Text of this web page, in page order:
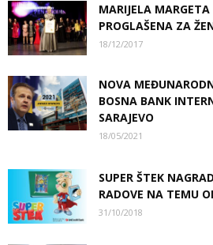
MARIJELA
PROGLAŠENA ZA
18/12/2017
NOVA
BOSNA BANK
SARAJEVO
18/05/2021
SUPER ŠTEK
RADOVE NA TEMU
31/10/2018